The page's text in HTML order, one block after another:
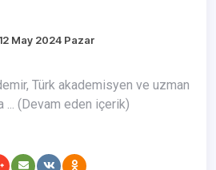
May 2024 Pazar
... (Devam eden içerik)